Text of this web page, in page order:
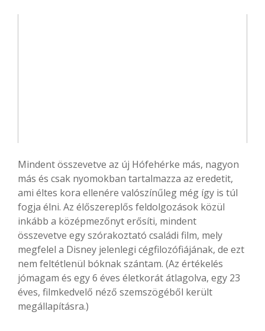
Mindent összevetve az új Hófehérke más, nagyon
más és csak nyomokban tartalmazza az eredetit,
ami éltes kora ellenére valószínűleg még így is túl
fogja élni. Az élőszereplős feldolgozások közül
inkább a középmezőnyt erősíti, mindent
összevetve egy szórakoztató családi film, mely
megfelel a Disney jelenlegi cégfilozófiájának, de ezt
nem feltétlenül bóknak szántam. (Az értékelés
jómagam és egy 6 éves életkorát átlagolva, egy 23
éves, filmkedvelő néző szemszögéből került
megállapításra.)